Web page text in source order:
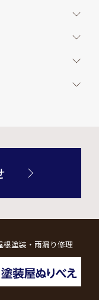
根塗装・雨漏り修理